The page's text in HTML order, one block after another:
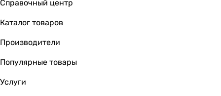
Справочный центр
Каталог товаров
Производители
Популярные товары
Услуги